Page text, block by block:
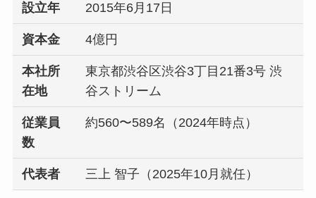
設立年 2015年6月17日
資本金 4億円
本社所
在地
東京都渋谷区渋谷3丁目21番3号 渋
谷ストリーム
従業員
数
約560〜589名（2024年時点）
代表者 三上 智子（2025年10月就任）